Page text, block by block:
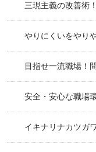
三現主義の改善術
やりにくいをやり
目指せ一流職場！
安全・安心な職場
イキナリナカツガワ